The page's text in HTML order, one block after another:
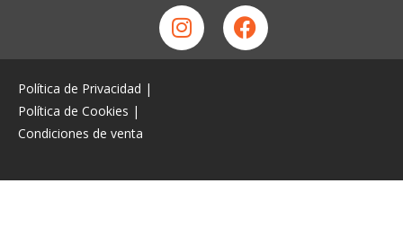
Política de Privacidad |
Política de Cookies |
Condiciones de venta